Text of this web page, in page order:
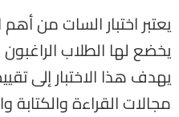
يعتبر اختبار السات من أهم
يخضع لها الطلاب
يهدف هذا الاختبار إلى
مجالات القراءة والكتابة